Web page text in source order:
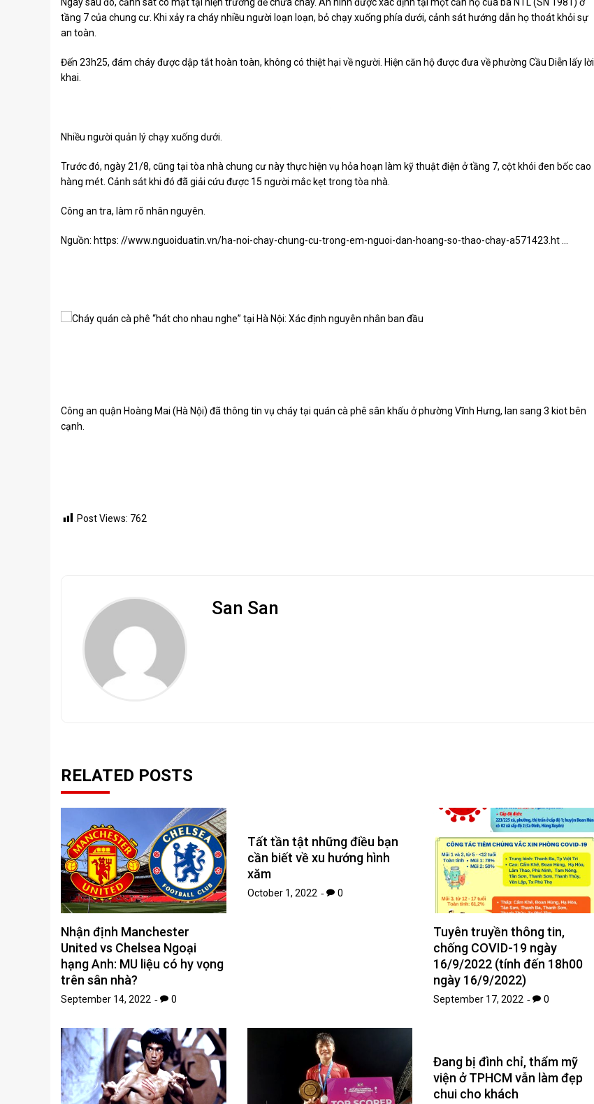
tầng 7 của chung cư. Khi xảy ra cháy nhiều người loạn loạn, bỏ chạy xuống phía dưới, cảnh sát hướng dẫn họ thoát khỏi sự
an toàn.
Đến 23h25, đám cháy được dập tắt hoàn toàn, không có thiệt hại về người. Hiện căn hộ được đưa về phường Cầu Diễn lấy lời
khai.
Nhiều người quản lý chạy xuống dưới.
Trước đó, ngày 21/8, cũng tại tòa nhà chung cư này thực hiện vụ hỏa hoạn làm kỹ thuật điện ở tầng 7, cột khói đen bốc cao
hàng mét. Cảnh sát khi đó đã giải cứu được 15 người mắc kẹt trong tòa nhà.
Công an tra, làm rõ nhân nguyên.
Nguồn: https: //www.nguoiduatin.vn/ha-noi-chay-chung-cu-trong-em-nguoi-dan-hoang-so-thao-chay-a571423.ht …
Công an quận Hoàng Mai (Hà Nội) đã thông tin vụ cháy tại quán cà phê sân khấu ở phường Vĩnh Hưng, lan sang 3 kiot bên
cạnh.
Post Views: 762
San San
RELATED POSTS
Nhận định Manchester
United vs Chelsea Ngoại
hạng Anh: MU liệu có hy vọng
trên sân nhà?
September 14, 2022 0
Tất tần tật những điều bạn
cần biết về xu hướng hình
xăm
October 1, 2022 0
Tuyên truyền thông tin,
chống COVID-19 ngày
16/9/2022 (tính đến 18h00
ngày 16/9/2022)
September 17, 2022 0
Đang bị đình chỉ, thẩm mỹ
viện ở TPHCM vẫn làm đẹp
chui cho khách